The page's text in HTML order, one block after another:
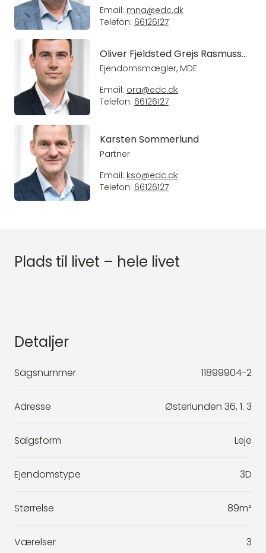
Email: mna@edc.dk
Telefon: 66126127
Oliver Fjeldsted Grejs Rasmussen
Ejendomsmægler, MDE
Email: ora@edc.dk
Telefon: 66126127
Karsten Sommerlund
Partner
Email: kso@edc.dk
Telefon: 66126127
Plads til livet – hele livet
Detaljer
Sagsnummer 11899904-2
Adresse Østerlunden 36, 1. 3
Salgsform Leje
Ejendomstype 3D
Størrelse 89m²
Værelser 3